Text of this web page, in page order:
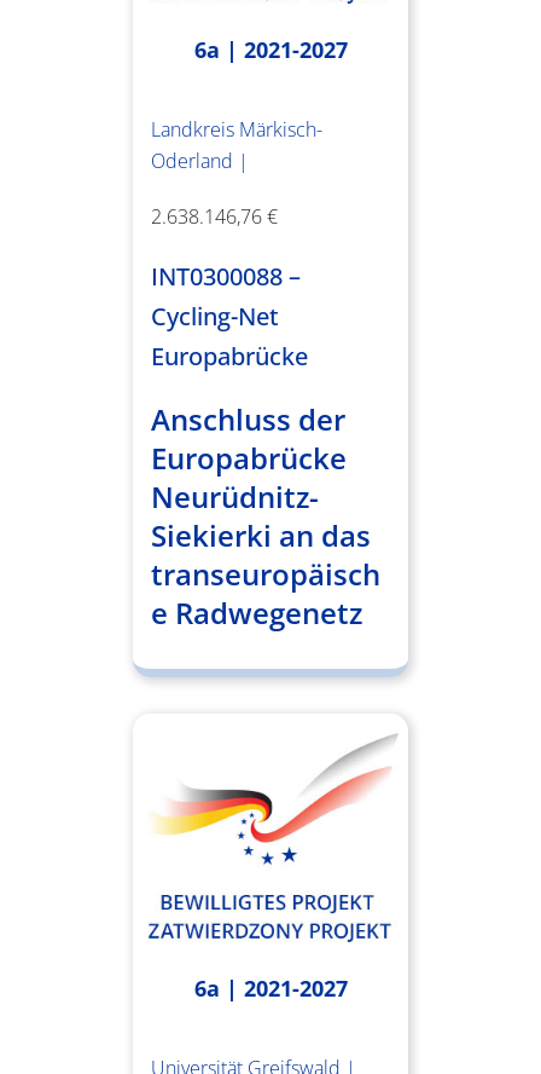
6a | 2021-2027
Landkreis Märkisch-
Oderland |
2.638.146,76 €
INT0300088 –
Cycling-Net
Europabrücke
Anschluss der
Europabrücke
Neurüdnitz-
Siekierki an das
transeuropäisch
e Radwegenetz
6a | 2021-2027
Universität Greifswald |